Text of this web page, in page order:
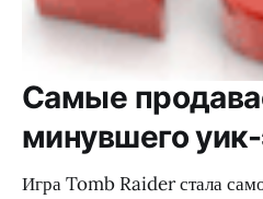
Самые
минувшего
Игра Tomb Raider стала